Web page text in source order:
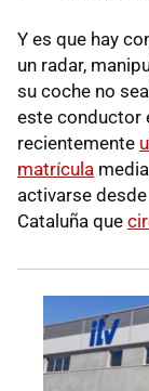
Y es que hay
un radar,
su coche no
este conductor
recientemente
matrícula
activarse
Cataluña que